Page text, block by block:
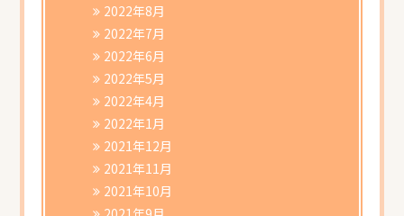
2022年8月
2022年7月
2022年6月
2022年5月
2022年4月
2022年1月
2021年12月
2021年11月
2021年10月